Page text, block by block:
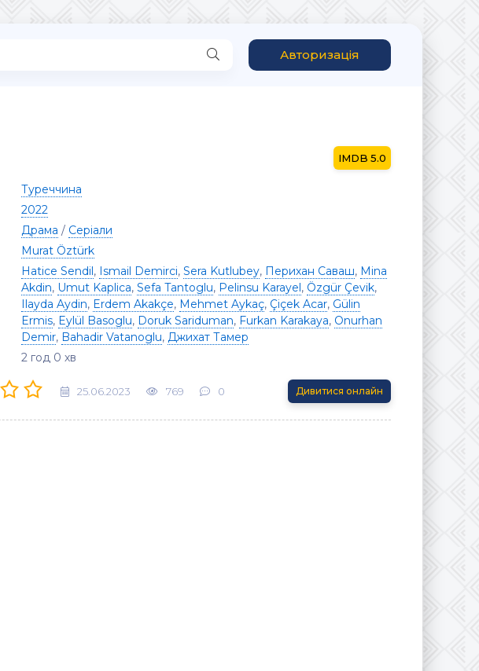
Авторизація
5.0
Туреччина
2022
Драма / Серіали
Murat Öztürk
Hatice Sendil, Ismail Demirci, Sera Kutlubey, Перихан Саваш, Mina
Akdin, Umut Kaplica, Sefa Tantoglu, Pelinsu Karayel, Özgür Çevik,
Ilayda Aydin, Erdem Akakçe, Mehmet Aykaç, Çiçek Acar, Gülin
Ermis, Eylül Basoglu, Doruk Sariduman, Furkan Karakaya, Onurhan
Demir, Bahadir Vatanoglu, Джихат Тамер
2 год 0 хв
25.06.2023 769 0 Дивитися онлайн